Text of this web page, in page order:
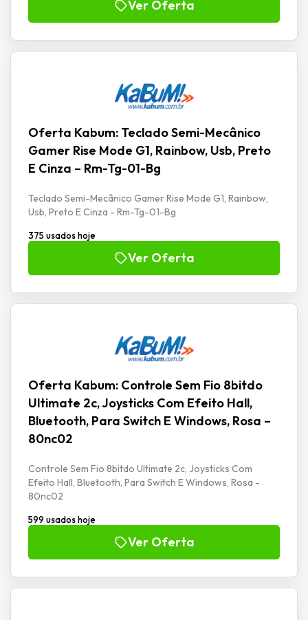
Ver Oferta
Oferta Kabum: Teclado Semi-Mecânico
Gamer Rise Mode G1, Rainbow, Usb, Preto
E Cinza – Rm-Tg-01-Bg
Teclado Semi-Mecânico Gamer Rise Mode G1, Rainbow,
Usb, Preto E Cinza - Rm-Tg-01-Bg
375 usados hoje
Ver Oferta
Oferta Kabum: Controle Sem Fio 8bitdo
Ultimate 2c, Joysticks Com Efeito Hall,
Bluetooth, Para Switch E Windows, Rosa –
80nc02
Controle Sem Fio 8bitdo Ultimate 2c, Joysticks Com
Efeito Hall, Bluetooth, Para Switch E Windows, Rosa -
80nc02
599 usados hoje
Ver Oferta